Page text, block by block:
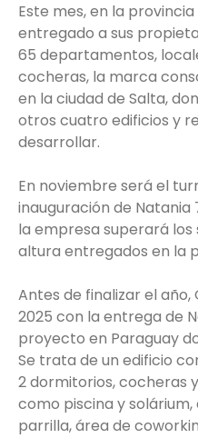
Este mes, en la
entregado a sus
65 departamentos,
cocheras, la marca
en la ciudad de Salta,
otros cuatro edificios y
desarrollar.
En noviembre será el
inauguración de Natania
la empresa superará
altura entregados en la
Antes de finalizar el año,
2025 con la entrega de
proyecto en Paraguay
Se trata de un edificio
2 dormitorios, cocheras
como piscina y
parrilla, área de